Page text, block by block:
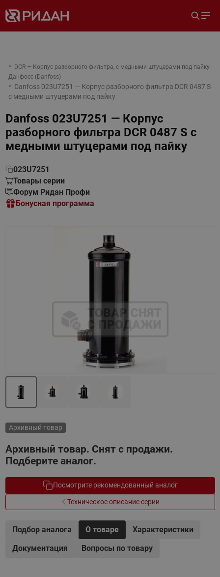
DCR — Корпус разборного фильтра, с медными штуцерами под пайку
Данфосс (Danfoss)
Danfoss 023U7251 — Корпус разборного фильтра DCR 0487 S
с медными штуцерами под пайку
Danfoss 023U7251 — Корпус
разборного фильтра DCR 0487 S с
медными штуцерами под пайку
023U7251
Товары серии
Форум Ридан Профи
Бонусная программа
Архивный товар
Архивный товар. Снят с продажи.
Подберите аналог.
Посмотрите рекомендованный аналог
Техническое описание серии
Подбор аналога О товаре
Характеристики
Документация
Вопросы по товару